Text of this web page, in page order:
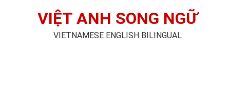
VIỆT ANH SONG NGỮ
VIETNAMESE ENGLISH BILINGUAL